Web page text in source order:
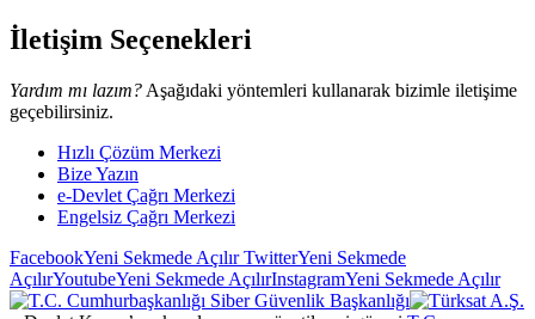
İletişim Seçenekleri
Yardım mı lazım? Aşağıdaki yöntemleri kullanarak bizimle iletişime
geçebilirsiniz.
Hızlı Çözüm Merkezi
Bize Yazın
e-Devlet Çağrı Merkezi
Engelsiz Çağrı Merkezi
FacebookYeni Sekmede AçılırTwitterYeni Sekmede
AçılırYoutubeYeni Sekmede AçılırInstagramYeni Sekmede Açılır